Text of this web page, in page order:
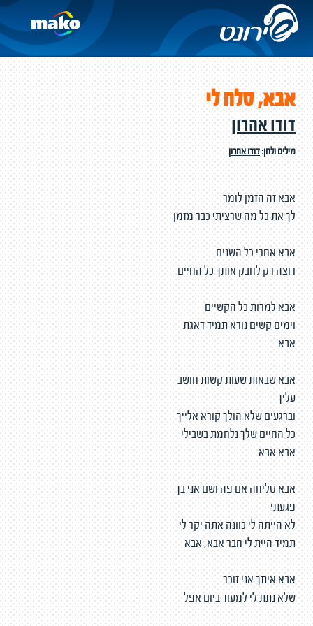
אבא, סלח לי
דודו אהרון
מילים ולחן:דודו אהרון
אבא זה הזמן לומר
לך את כל מה שרציתי כבר מזמן
אבא אחרי כל השנים
רוצה רק לחבק אותך כל החיים
אבא למרות כל הקשיים
וימים קשים נורא תמיד דאגת
אבא
אבא שבאות שעות קשות חושב
עליך
וברגעים שלא הולך קורא אלייך
כל החיים שלך נלחמת בשבילי
אבא אבא
אבא סליחה אם פה ושם אני בך
פגעתי
לא הייתה לי כוונה אתה יקר לי
תמיד היית לי חבר אבא, אבא
אבא איתך אני זוכר
שלא נתת לי למעוד ביום אפל